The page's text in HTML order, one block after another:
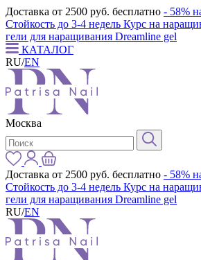
Доставка от 2500 руб. бесплатно - 58%
Стойкость до 3-4 недель Курс на
гели для наращивания Dreamline gel
КАТАЛОГ
RU/EN
Москва
Доставка от 2500 руб. бесплатно - 58%
Стойкость до 3-4 недель Курс на
гели для наращивания Dreamline gel
RU/EN